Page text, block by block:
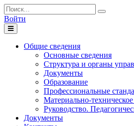
Войти
Toggle
navigation
Общие сведения
Основные сведения
Структура и органы
Документы
Образование
Профессиональные
Материально-
Руководство.
Документы